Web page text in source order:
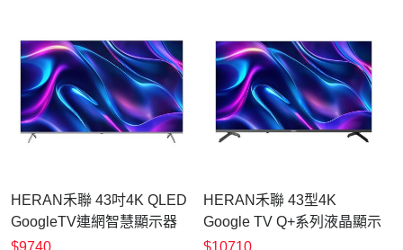
HERAN禾聯 43吋4K QLED
GoogleTV連網智慧顯示器
QM-43H330 無安裝
$9740
HERAN禾聯 43型4K
Google TV Q+系列液晶顯示
器 QM-43H330 含基本安裝
$10710